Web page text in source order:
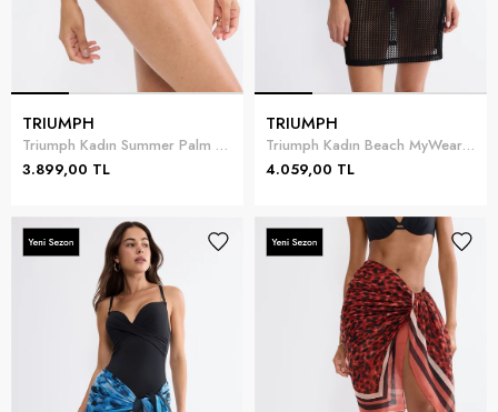
TRIUMPH
Triumph Kadın Summer Palm Midi 01 Bikini Altı Siyah
3.899,00 TL
TRIUMPH
Triumph Kadın Beach MyWear Crochet Short Dress Plaj Elbisesi Siyah
4.059,00 TL